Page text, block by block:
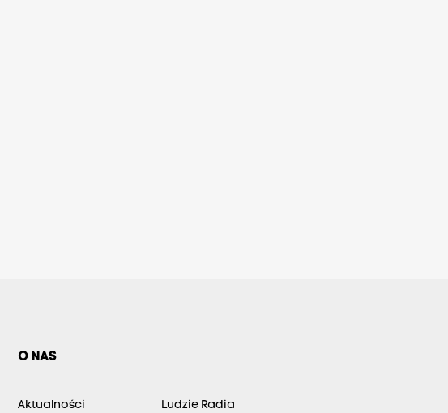
O NAS
Aktualności Ludzie Radia